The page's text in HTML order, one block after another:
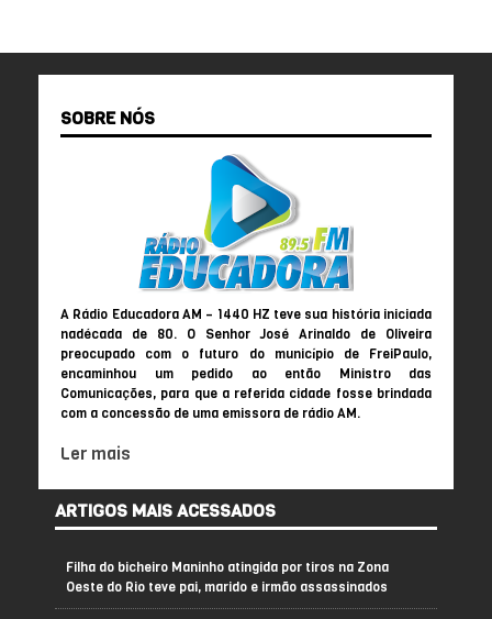
SOBRE NÓS
A Rádio Educadora AM – 1440 HZ teve sua história iniciada
nadécada de 80. O Senhor José Arinaldo de Oliveira
preocupado com o futuro do município de FreiPaulo,
encaminhou um pedido ao então Ministro das
Comunicações, para que a referida cidade fosse brindada
com a concessão de uma emissora de rádio AM.
Ler mais
ARTIGOS MAIS ACESSADOS
Filha do bicheiro Maninho atingida por tiros na Zona
Oeste do Rio teve pai, marido e irmão assassinados